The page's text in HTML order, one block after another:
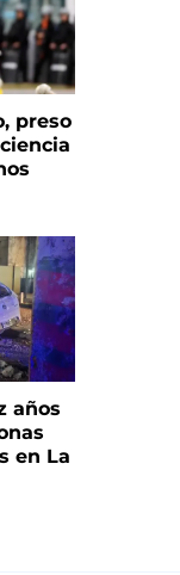
preso
años
en La